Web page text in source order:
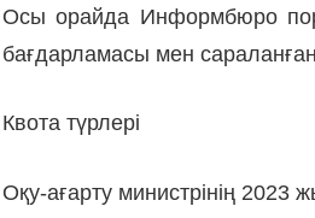
Осы орайда Информбюро
бағдарламасы мен сараланған
Квота түрлері
Оқу-ағарту министрінің